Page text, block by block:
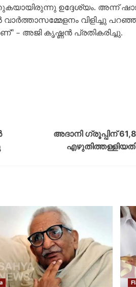
ഉദ്ദേശ്യം. അന്ന്
വിളിച്ചു
– അജി കൃഷ്ണൻ പ്രതികരിച്ചു.
അദാനി ഗ്രൂപ്പിന്